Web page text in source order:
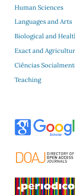
Human Sciences
Languages and Arts
Biological and
Exact and
Ciências
Teaching